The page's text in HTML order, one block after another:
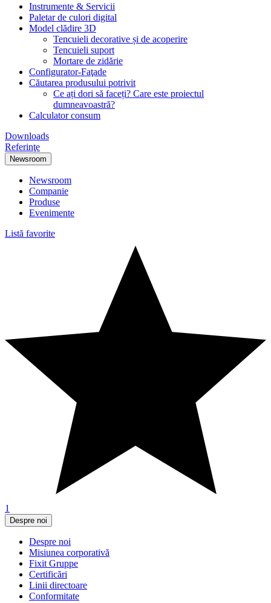
Instrumente & Servicii
Paletar de culori digital
Model clădire 3D
Tencuieli decorative și de acoperire
Tencuieli suport
Mortare de zidărie
Configurator-Faţade
Căutarea produsului potrivit
Ce ați dori să faceți? Care este proiectul
dumneavoastră?
Calculator consum
Downloads
Referinţe
Newsroom
Newsroom
Companie
Produse
Evenimente
Listă favorite
1
Despre noi
Despre noi
Misiunea corporativă
Fixit Gruppe
Certificări
Linii directoare
Conformitate